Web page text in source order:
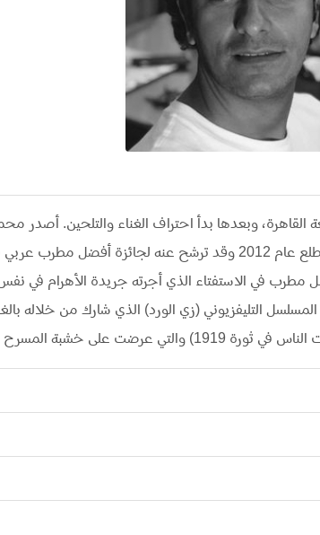
وبعدها بدأ احتراف الغناء والتلحين. أصدر
محسن ألبومه الأول "اللف ف شوارعك" في مطلع عام 2012 وقد ترشح عنه لجائزة أفضل مطرب
مطرب في الاستفتاء الذي أجرته جريدة الأهرام في نفس
التليفزيوني (زي الورد) الذي شارك من خلاله
على خشبة المسرح القومي.